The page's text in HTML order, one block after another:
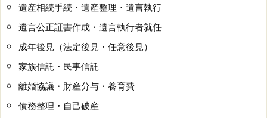
遺産相続手続・遺産整理・遺言執行
遺言公正証書作成・遺言執行者就任
成年後見（法定後見・任意後見）
家族信託・民事信託
離婚協議・財産分与・養育費
債務整理・自己破産